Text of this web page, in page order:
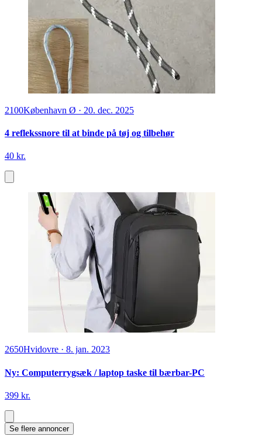
2100København Ø · 20. dec. 2025
4 reflekssnore til at binde på tøj og tilbehør
40 kr.
2650Hvidovre · 8. jan. 2023
Ny: Computerrygsæk / laptop taske til bærbar-PC
399 kr.
Se flere annoncer